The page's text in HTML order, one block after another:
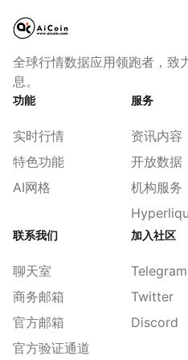
全球行情数据应用领跑者，致
息。
功能
实时行情
特色功能
AI网格
服务
资讯内容
开放数据
机构服务
联系我们
聊天室
商务邮箱
官方邮箱
官方验证通道
加入社区
Telegram
Twitter
Discord